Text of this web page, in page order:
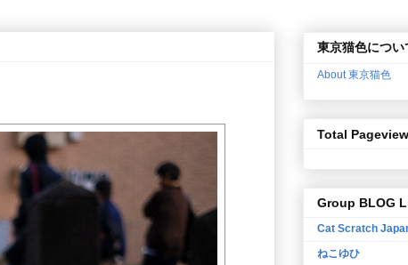
東京猫色につい
About 東京猫色
Total
Group BLOG
Cat Scratch
ねこゆひ